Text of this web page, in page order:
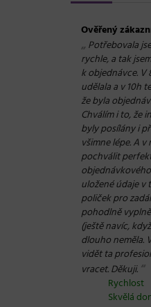
Ověřený
„ Potřebovala
rychle, a tak
k objednávce.
udělala a v 10h
že byla
Chválím i to, že
byly posílány i
všimne lépe. A
pochválit
uložené údaje v
poliček pro
pohodlně
(ještě navíc,
dlouho neměla.
vidět ta
vracet. Děkuji. “
Rychlost
Skvělá